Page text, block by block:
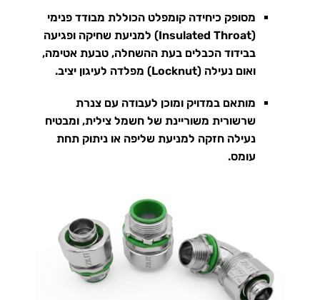
מסופק כיחידה קומפלט הכוללת מבודד פנימי
(Insulated Throat) למניעת שחיקה ופגיעה
בבידוד הכבלים בעת ההשחלה, טבעת אטימה,
ואום נעילה (Locknut) מפלדה לעיגון יציב
.
מותאם במדויק ומוכן לעבודה עם צנרת
שרשורית משוריינת של חשמל צילית, ומבטיח
נעילה חזקה למניעת שליפה או ניתוק תחת
עומס.